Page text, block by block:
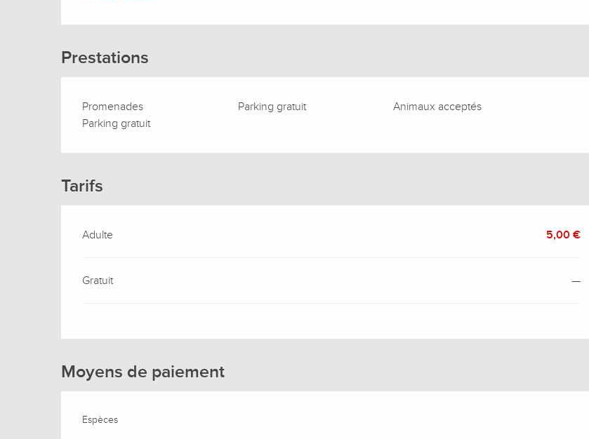
Prestations
Promenades Parking gratuit
Animaux acceptés
Parking gratuit
Tarifs
Adulte 5,00 €
Gratuit —
Moyens de paiement
Espèces